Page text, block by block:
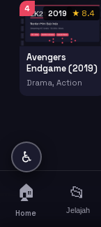
4
2019 ★ 8.4
Avengers
Endgame (2019)
Drama, Action
♿
🏠
Home
📂
Jelajah